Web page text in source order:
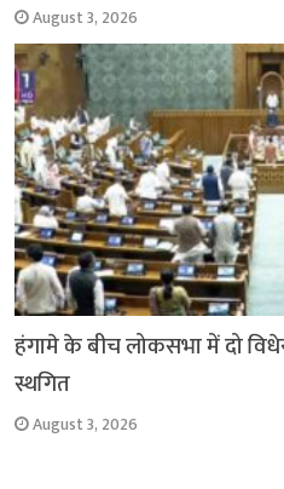
August 3, 2026
हंगामे के बीच लोकसभा में दो
स्थगित
August 3, 2026